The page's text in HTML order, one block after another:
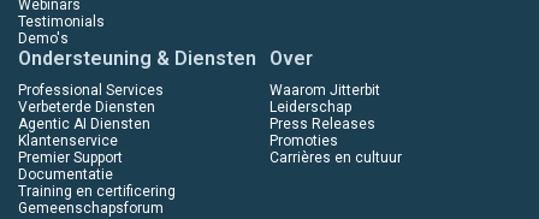
Webinars
Testimonials
Demo's
Ondersteuning & Diensten
Professional Services
Verbeterde Diensten
Agentic AI Diensten
Klantenservice
Premier Support
Documentatie
Training en certificering
Gemeenschapsforum
Over
Waarom Jitterbit
Leiderschap
Press Releases
Promoties
Carrières en cultuur